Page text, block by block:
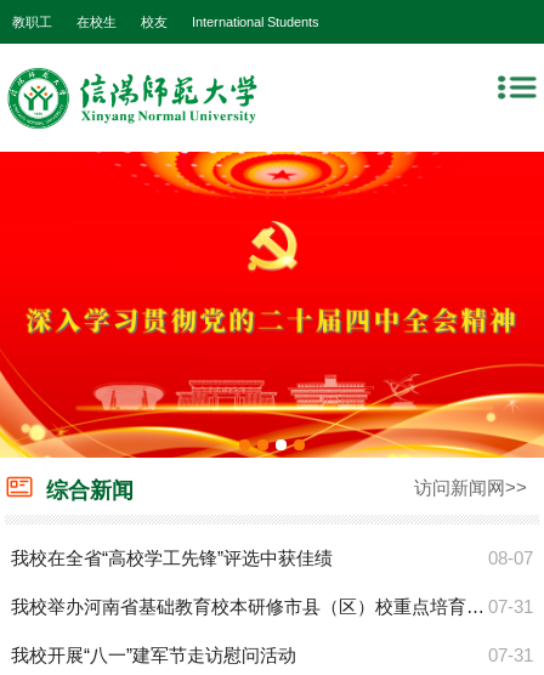
教职工 在校生 校友 International Students
综合新闻 访问新闻网>>
08-07
我校在全省“高校学工先锋”评选中获佳绩
07-31
我校举办河南省基础教育校本研修市县（区）校重点培育工作负责人研修班
07-31
我校开展“八一”建军节走访慰问活动